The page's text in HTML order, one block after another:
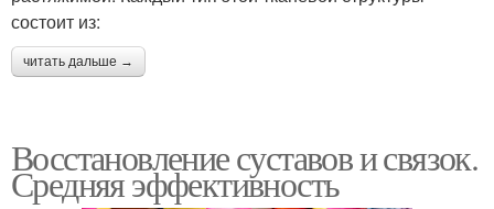
состоит из:
читать дальше →
Восстановление суставов и связок.
Средняя эффективность